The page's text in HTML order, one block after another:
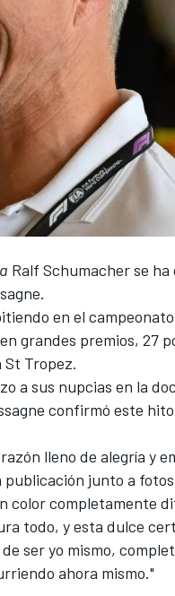
Ralf Schumacher se ha
en el
grandes premios, 27
St Tropez.
a sus nupcias en la
confirmó este
lleno de alegría y
junto a fotos
color completamente
todo, y esta dulce
ser yo mismo,
ahora mismo."